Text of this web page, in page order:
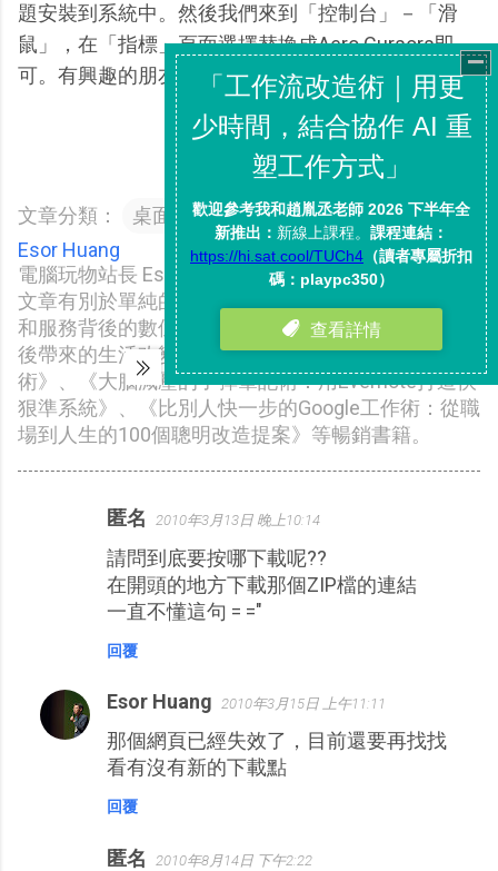
題安裝到系統中。然後我們來到「控制台」－「滑
鼠」，在「指標」頁面選擇替換成Aero Cursors即
可。有興趣的朋友可以玩玩看。
文章分類：
桌面優化與應用freeware
Esor Huang
電腦玩物站長 Esor （異塵行者），在電腦玩物上的
文章有別於單純的軟體和服務介紹，而是更強調軟體
和服務背後的數位工作思維及方法，並說明實際應用
後帶來的生活改變。著有《電腦玩物站長的筆記思考
術》、《大腦減壓的子彈筆記術：用Evernote打造快
狠準系統》、《比別人快一步的Google工作術：從職
場到人生的100個聰明改造提案》等暢銷書籍。
匿名 2010年3月13日 晚上10:14
請問到底要按哪下載呢??
在開頭的地方下載那個ZIP檔的連結
一直不懂這句 = ="
回覆
Esor Huang 2010年3月15日 上午11:11
那個網頁已經失效了，目前還要再找找
看有沒有新的下載點
回覆
匿名 2010年8月14日 下午2:22